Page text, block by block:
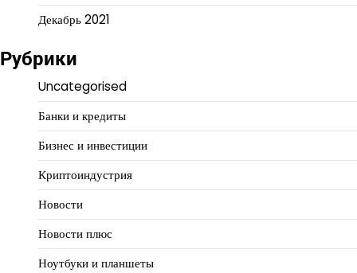
Декабрь 2021
Рубрики
Uncategorised
Банки и кредиты
Бизнес и инвестиции
Криптоиндустрия
Новости
Новости плюс
Ноутбуки и планшеты